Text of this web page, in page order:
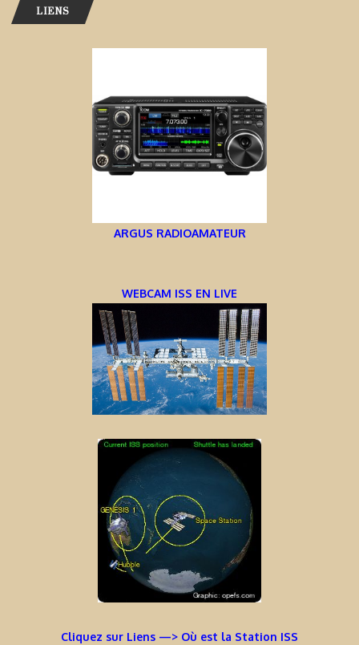
LIENS
ARGUS RADIOAMATEUR
WEBCAM ISS EN LIVE
Cliquez sur Liens —> Où est la Station ISS